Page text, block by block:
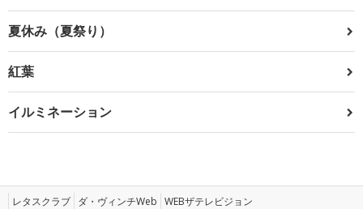
夏休み（夏祭り）
紅葉
イルミネーション
レタスクラブ ダ・ヴィンチWeb WEBザテレビジョン